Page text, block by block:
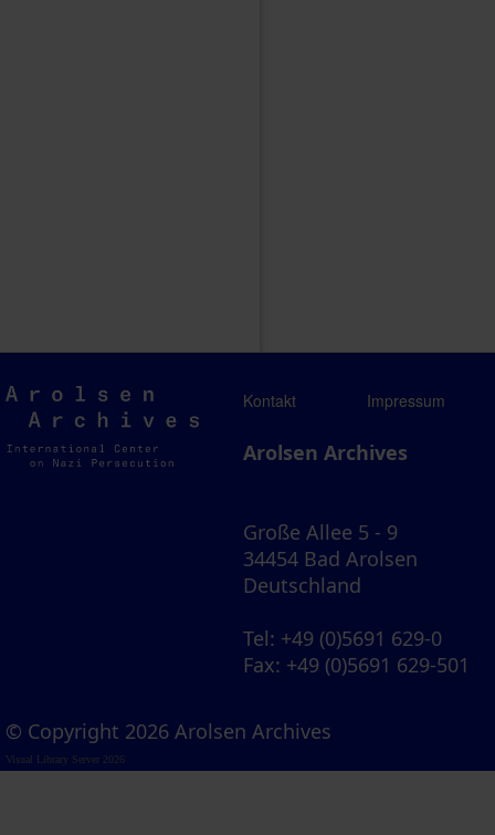
Arolsen
Archives
Kontakt Impressum
Arolsen Archives
Große Allee 5 - 9
34454 Bad Arolsen
Deutschland
Tel: +49 (0)5691 629-0
Fax: +49 (0)5691 629-501
© Copyright 2026 Arolsen Archives
Visual Library Server 2026